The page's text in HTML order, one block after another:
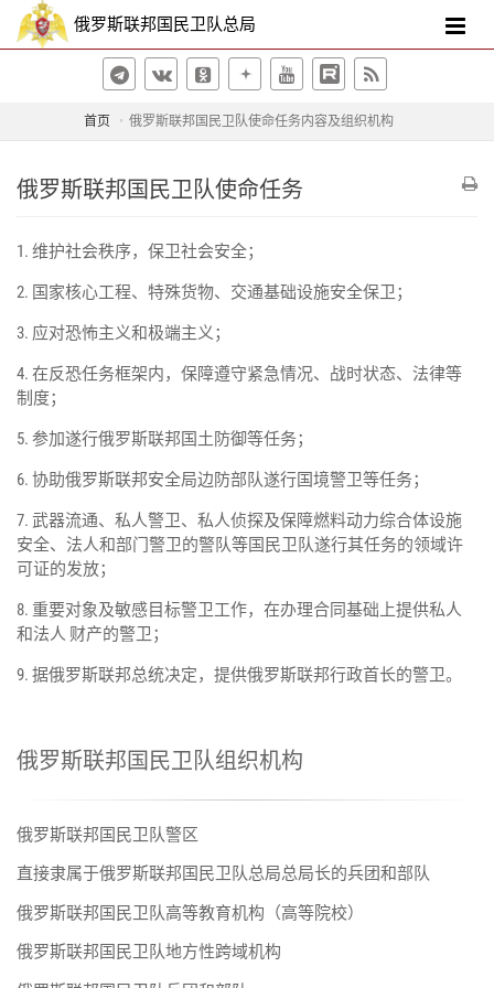
俄罗斯联邦国民卫队总局
首页 俄罗斯联邦国民卫队使命任务内容及组织机构
俄罗斯联邦国民卫队使命任务
1. 维护社会秩序，保卫社会安全；
2. 国家核心工程、特殊货物、交通基础设施安全保卫；
3. 应对恐怖主义和极端主义；
4. 在反恐任务框架内，保障遵守紧急情况、战时状态、法律等
制度；
5. 参加遂行俄罗斯联邦国土防御等任务；
6. 协助俄罗斯联邦安全局边防部队遂行国境警卫等任务；
7. 武器流通、私人警卫、私人侦探及保障燃料动力综合体设施
安全、法人和部门警卫的警队等国民卫队遂行其任务的领域许
可证的发放；
8. 重要对象及敏感目标警卫工作，在办理合同基础上提供私人
和法人 财产的警卫；
9. 据俄罗斯联邦总统决定，提供俄罗斯联邦行政首长的警卫。
俄罗斯联邦国民卫队组织机构
俄罗斯联邦国民卫队警区
直接隶属于俄罗斯联邦国民卫队总局总局长的兵团和部队
俄罗斯联邦国民卫队高等教育机构（高等院校）
俄罗斯联邦国民卫队地方性跨域机构